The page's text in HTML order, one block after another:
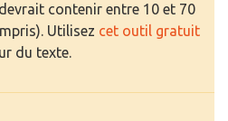
contenir entre 10 et 70
Utilisez cet outil gratuit
du texte.